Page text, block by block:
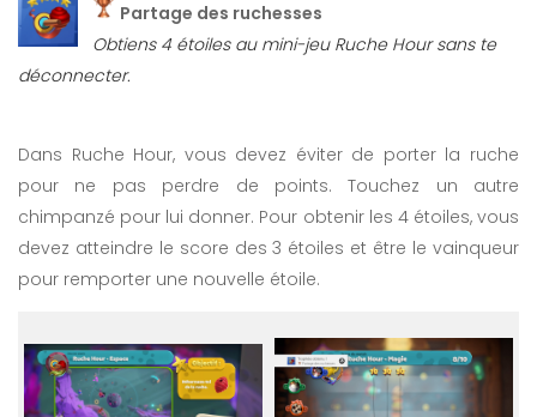
Partage des ruchesses
Obtiens 4 étoiles au mini-jeu Ruche Hour sans te
déconnecter.
Dans Ruche Hour, vous devez éviter de porter la ruche
pour ne pas perdre de points. Touchez un autre
chimpanzé pour lui donner. Pour obtenir les 4 étoiles, vous
devez atteindre le score des 3 étoiles et être le vainqueur
pour remporter une nouvelle étoile.